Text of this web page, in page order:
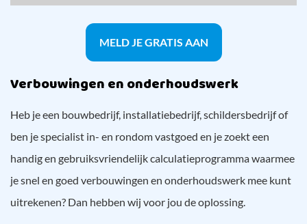
MELD JE GRATIS AAN
Verbouwingen en onderhoudswerk
Heb je een bouwbedrijf, installatiebedrijf, schildersbedrijf of
ben je specialist in- en rondom vastgoed en je zoekt een
handig en gebruiksvriendelijk calculatieprogramma waarmee
je snel en goed verbouwingen en onderhoudswerk mee kunt
uitrekenen? Dan hebben wij voor jou de oplossing.